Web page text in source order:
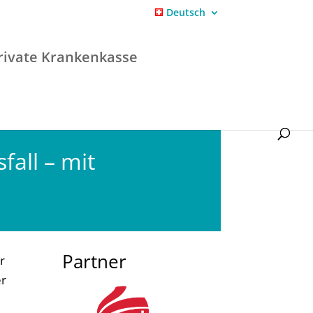
Deutsch
Krankenkasse
– mit
Partner